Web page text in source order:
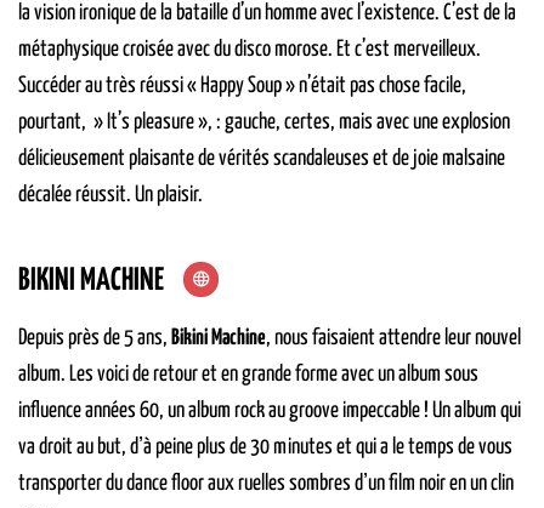
la vision ironique de la bataille d’un homme avec l’existence. C’est de la
métaphysique croisée avec du disco morose. Et c’est merveilleux.
Succéder au très réussi « Happy Soup » n’était pas chose facile,
pourtant, » It’s pleasure », : gauche, certes, mais avec une explosion
délicieusement plaisante de vérités scandaleuses et de joie malsaine
décalée réussit. Un plaisir.
BIKINI MACHINE
Depuis près de 5 ans, Bikini Machine, nous faisaient attendre leur nouvel
album. Les voici de retour et en grande forme avec un album sous
influence années 60, un album rock au groove impeccable ! Un album qui
va droit au but, dʼà peine plus de 30 minutes et qui a le temps de vous
transporter du dance floor aux ruelles sombres dʼun film noir en un clin